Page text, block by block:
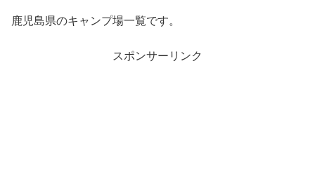
鹿児島県のキャンプ場一覧です。
スポンサーリンク